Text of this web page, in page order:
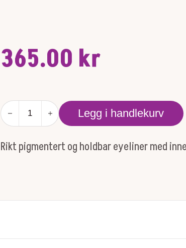
365.00 kr
MYSTIKOL
POWDERED
EYELINER
ONYX
Legg i handlekurv
Rikt pigmentert og holdbar eyeliner med